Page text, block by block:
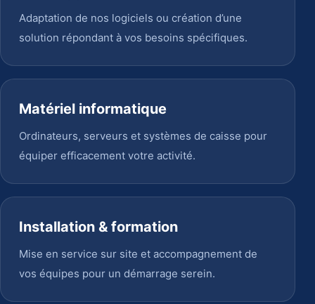
Adaptation de nos logiciels ou création d’une
solution répondant à vos besoins spécifiques.
Matériel informatique
Ordinateurs, serveurs et systèmes de caisse pour
équiper efficacement votre activité.
Installation & formation
Mise en service sur site et accompagnement de
vos équipes pour un démarrage serein.